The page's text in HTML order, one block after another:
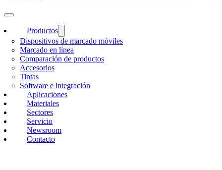
Productos
Dispositivos de marcado móviles
Marcado en línea
Comparación de productos
Accesorios
Tintas
Software e integración
Aplicaciones
Materiales
Sectores
Servicio
Newsroom
Contacto